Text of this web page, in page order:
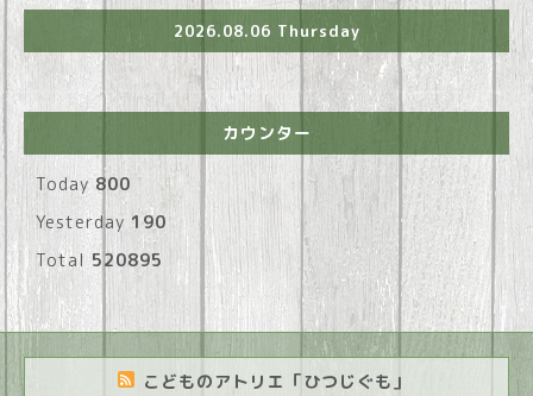
2026.08.06 Thursday
カウンター
Today800
Yesterday 190
Total 520895
こどものアトリエ「ひつじぐも」